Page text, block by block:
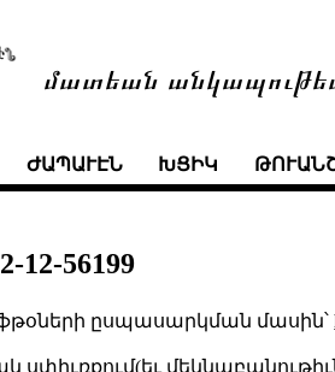
մատեան
ԺԱՊԱՒԷՆ ԽՑԻԿ
12-56199
ըսպասարկման մասին՝
սփիւռքում(եւ